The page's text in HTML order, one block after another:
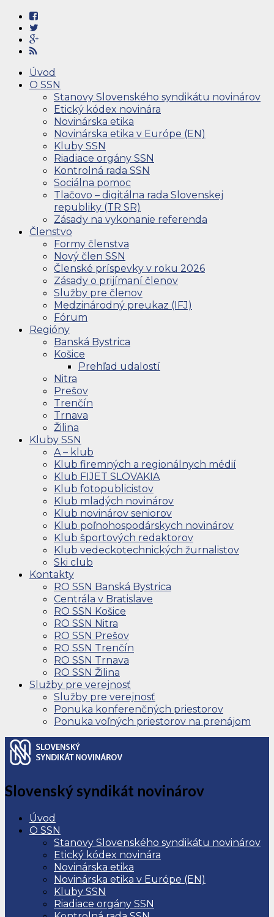
Úvod
O SSN
Stanovy Slovenského syndikátu novinárov
Etický kódex novinára
Novinárska etika
Novinárska etika v Európe (EN)
Kluby SSN
Riadiace orgány SSN
Kontrolná rada SSN
Sociálna pomoc
Tlačovo – digitálna rada Slovenskej
republiky (TR SR)
Zásady na vykonanie referenda
Členstvo
Formy členstva
Nový člen SSN
Členské príspevky v roku 2026
Zásady o prijímaní členov
Služby pre členov
Medzinárodný preukaz (IFJ)
Fórum
Regióny
Banská Bystrica
Košice
Prehľad udalostí
Nitra
Prešov
Trenčín
Trnava
Žilina
Kluby SSN
A – klub
Klub firemných a regionálnych médií
Klub FIJET SLOVAKIA
Klub fotopublicistov
Klub mladých novinárov
Klub novinárov seniorov
Klub poľnohospodárskych novinárov
Klub športových redaktorov
Klub vedeckotechnických žurnalistov
Ski club
Kontakty
RO SSN Banská Bystrica
Centrála v Bratislave
RO SSN Košice
RO SSN Nitra
RO SSN Prešov
RO SSN Trenčín
RO SSN Trnava
RO SSN Žilina
Služby pre verejnosť
Služby pre verejnosť
Ponuka konferenčných priestorov
Ponuka voľných priestorov na prenájom
Slovenský syndikát novinárov
Úvod
O SSN
Stanovy Slovenského syndikátu novinárov
Etický kódex novinára
Novinárska etika
Novinárska etika v Európe (EN)
Kluby SSN
Riadiace orgány SSN